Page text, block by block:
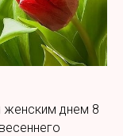
днем 8